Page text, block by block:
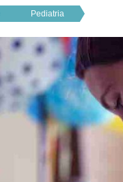
Pediatria